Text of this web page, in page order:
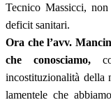
Tecnico Massicci,
deficit sanitari.
Ora che l’avv.
che conosciamo,
incostituzionalità della
lamentele che